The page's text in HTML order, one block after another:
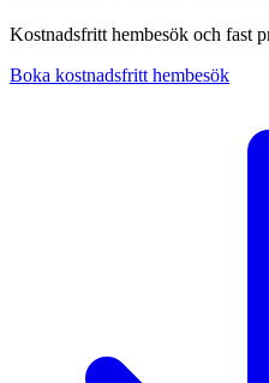
Kostnadsfritt hembesök och fast
Boka kostnadsfritt hembesök